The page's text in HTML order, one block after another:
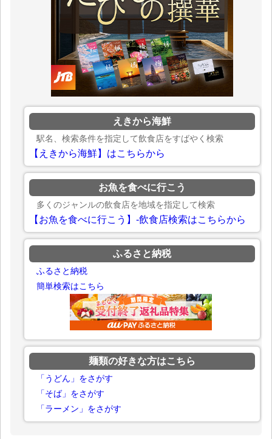
えきから海鮮
駅名、検索条件を指定して飲食店をすばやく検索
【えきから海鮮】はこちらから
お魚を食べに行こう
多くのジャンルの飲食店を地域を指定して検索
【お魚を食べに行こう】-飲食店検索はこちらから
ふるさと納税
ふるさと納税
簡単検索はこちら
麺類の好きな方はこちら
「うどん」をさがす
「そば」をさがす
「ラーメン」をさがす